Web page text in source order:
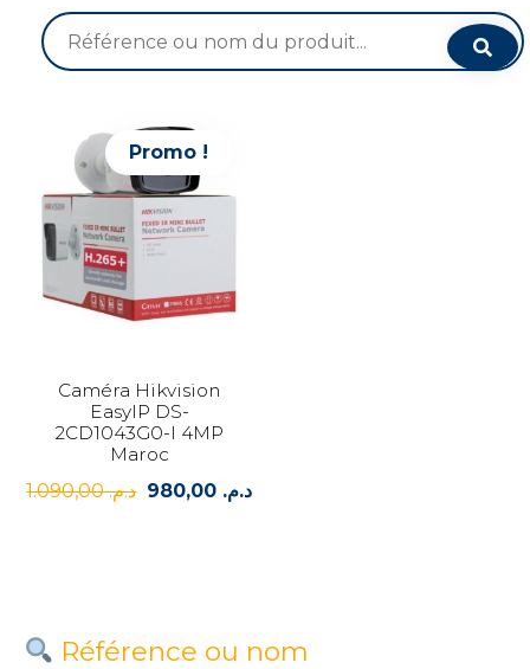
Recherche
pour :
Promo !
Caméra Hikvision
EasyIP DS-
2CD1043G0-I 4MP
Maroc
د.م.1.090,00
Le
د.م.Le
Référence ou nom